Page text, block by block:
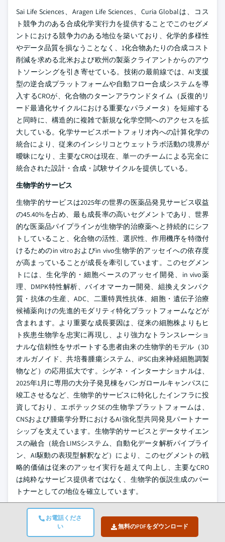
お電話くださ
い
無料のPDFをダウンロード
Sai Life Sciences、Aragen Life Sciences、Curia Globalは、コス
ト競争力のある合成化学実行力を提供することでこのセグメ
ントにおける競争力のある地位を築いており、化学的多様性
やデータ品質を損なうことなく、1化合物あたりの合成コスト
削減を求める北米および欧州の製薬クライアントからのアウ
トソーシングを引き寄せている。技術の最前線では、AI支援
型の逆合成プラットフォームや自動フロー合成システムを導
入するCROが、化合物のターンアラウンドタイム（反復的リ
ード最適化サイクルにおける重要なパラメータ）を短縮する
と同時に、構造的に複雑で新規な化学空間へのアクセスを拡
大している。化学サービスポートフォリオ内への計算化学の
統合により、従来のインシリコとウェットラボ活動の境界が
曖昧になり、主要なCROは現在、単一のチームによる完全に
統合された設計・合成・試験サイクルを提供している。
生物学的サービス
生物学的サービスは2025年の世界の医薬品発見サービス収益
の45.40%を占め、最も成長率の高いセグメントであり、世界
的な医薬品パイプラインが生物学的治療薬へと持続的にシフ
トしていること、化合物の活性、選択性、作用機序を特徴付
けるためのin vitroおよびin vivo生物学的アッセイへの依存度
が高まっていることが成長を牽引しています。このセグメン
トには、生化学的・細胞ベースのアッセイ開発、in vivo薬
理、DMPK特性解析、バイオマーカー開発、組換えタンパク
質・抗体の生産、ADC、二重特異性抗体、細胞・遺伝子治療
候補薬向けの先進的モダリティ特化プラットフォームなどが
含まれます。より重要な成長要因は、従来の細胞株よりもヒ
ト疾患生物学を忠実に再現し、より強力なトランスレーショ
ナルな信頼性をサポートする患者由来の生物学的モデル（3D
オルガノイド、共培養腫瘍システム、iPSC由来神経細胞調製
物など）の応用拡大です。シゲネ・インターナショナルは、
2025年1月に専用の大分子発見棟をバンガロールキャンパスに
竣工させるなど、生物学的サービスに特化したインフラに投
資しており、エボテックSEの生物学プラットフォームは、
CNSおよび腫瘍学分野におけるAI強化型共同発見パートナー
シップを支えています。生物学的サービスとデータサイエン
スの融合（統合LIMSシステム、自動化データ解析パイプライ
ン、AI駆動の表現型解釈など）により、このセグメントの戦
略的価値は従来のアッセイ実行を超えて向上し、主要なCRO
は純粋なサービス提供者ではなく、生物学的仮説生成のパー
トナーとしての地位を確立しています。
医薬品タイプ別
低分子医薬品